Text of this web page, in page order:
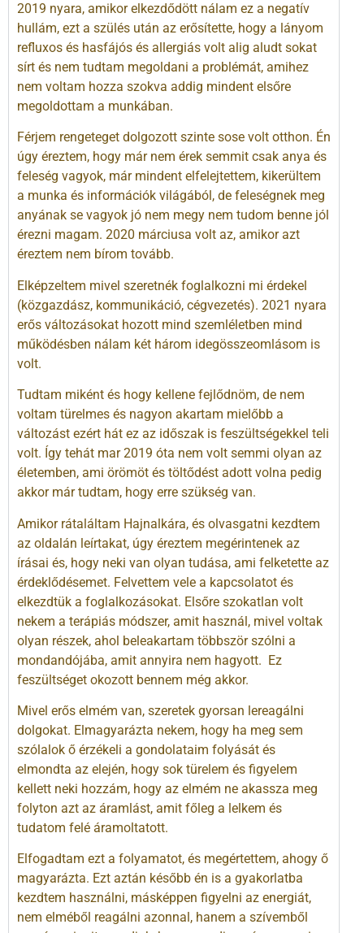
2019 nyara, amikor elkezdődött nálam ez a negatív
hullám, ezt a szülés után az erősítette, hogy a lányom
refluxos és hasfájós és allergiás volt alig aludt sokat
sírt és nem tudtam megoldani a problémát, amihez
nem voltam hozza szokva addig mindent elsőre
megoldottam a munkában.
Férjem rengeteget dolgozott szinte sose volt otthon. Én
úgy éreztem, hogy már nem érek semmit csak anya és
feleség vagyok, már mindent elfelejtettem, kikerültem
a munka és információk világából, de feleségnek meg
anyának se vagyok jó nem megy nem tudom benne jól
érezni magam. 2020 márciusa volt az, amikor azt
éreztem nem bírom tovább.
Elképzeltem mivel szeretnék foglalkozni mi érdekel
(közgazdász, kommunikáció, cégvezetés). 2021 nyara
erős változásokat hozott mind szemléletben mind
működésben nálam két három idegösszeomlásom is
volt.
Tudtam miként és hogy kellene fejlődnöm, de nem
voltam türelmes és nagyon akartam mielőbb a
változást ezért hát ez az időszak is feszültségekkel teli
volt. Így tehát mar 2019 óta nem volt semmi olyan az
életemben, ami örömöt és töltődést adott volna pedig
akkor már tudtam, hogy erre szükség van.
Amikor rátaláltam Hajnalkára, és olvasgatni kezdtem
az oldalán leírtakat, úgy éreztem megérintenek az
írásai és, hogy neki van olyan tudása, ami felketette az
érdeklődésemet. Felvettem vele a kapcsolatot és
elkezdtük a foglalkozásokat. Elsőre szokatlan volt
nekem a terápiás módszer, amit használ, mivel voltak
olyan részek, ahol beleakartam többször szólni a
mondandójába, amit annyira nem hagyott. Ez
feszültséget okozott bennem még akkor.
Mivel erős elmém van, szeretek gyorsan lereagálni
dolgokat. Elmagyarázta nekem, hogy ha meg sem
szólalok ő érzékeli a gondolataim folyását és
elmondta az elején, hogy sok türelem és figyelem
kellett neki hozzám, hogy az elmém ne akassza meg
folyton azt az áramlást, amit főleg a lelkem és
tudatom felé áramoltatott.
Elfogadtam ezt a folyamatot, és megértettem, ahogy ő
magyarázta. Ezt aztán később én is a gyakorlatba
kezdtem használni, másképpen figyelni az energiát,
nem elméből reagálni azonnal, hanem a szívemből